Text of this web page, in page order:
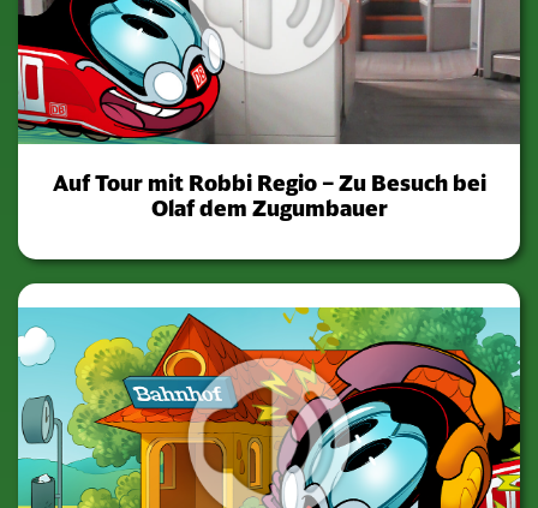
Auf Tour mit Robbi Regio – Zu Besuch bei
Olaf dem Zugumbauer